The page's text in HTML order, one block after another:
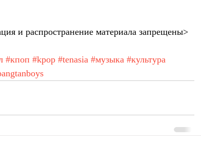
и распространение материала запрещены>
#кпоп #kpop #tenasia #музыка #культура